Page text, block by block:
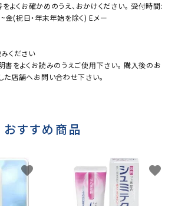
くお確かめのうえ、おかけください。 受付時間:
(祝日・年末年始を除く) Eメー
ください
書をよくお読みのうえご使用下さい。 購入後のお
た店舗へお問い合わせ下さい。
おすすめ商品
favorite favorite